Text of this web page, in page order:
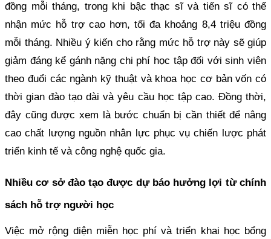
đồng mỗi tháng, trong khi bậc thạc sĩ và tiến sĩ có thể
nhận mức hỗ trợ cao hơn, tối đa khoảng 8,4 triệu đồng
mỗi tháng. Nhiều ý kiến cho rằng mức hỗ trợ này sẽ giúp
giảm đáng kể gánh nặng chi phí học tập đối với sinh viên
theo đuổi các ngành kỹ thuật và khoa học cơ bản vốn có
thời gian đào tạo dài và yêu cầu học tập cao. Đồng thời,
đây cũng được xem là bước chuẩn bị cần thiết để nâng
cao chất lượng nguồn nhân lực phục vụ chiến lược phát
triển kinh tế và công nghệ quốc gia.
Nhiều cơ sở đào tạo được dự báo hưởng lợi từ chính
sách hỗ trợ người học
Việc mở rộng diện miễn học phí và triển khai học bổng